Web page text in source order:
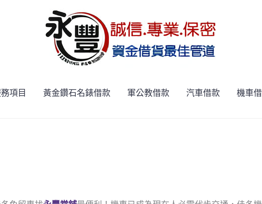
項目 黃金鑽石名錶借款 軍公教借款 汽車借款 機車